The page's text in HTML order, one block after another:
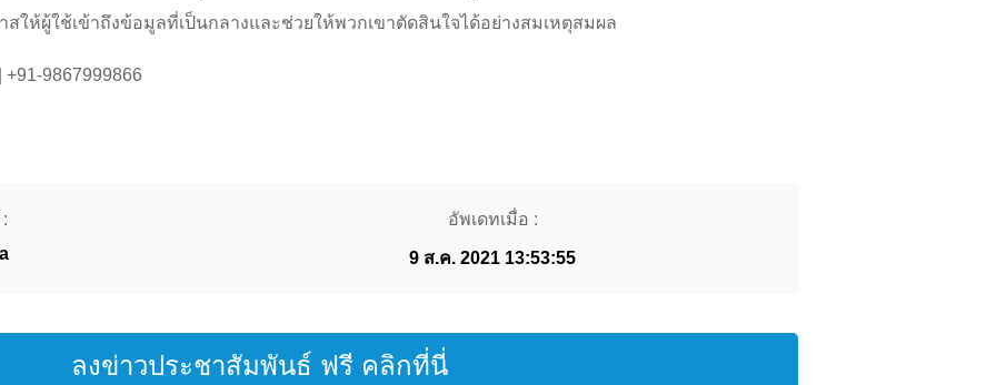
สให้ผู้ใช้เข้าถึงข้อมูลที่เป็นกลางและช่วยให้พวกเขาตัดสินใจได้อย่างสมเหตุสมผล
9867999866
อัพเดทเมื่อ :
9 ส.ค. 2021 13:53:55
ลงข่าวประชาสัมพันธ์ ฟรี คลิกที่นี่